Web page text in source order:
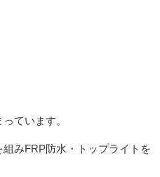
ています。
みFRP防水・トップライトを